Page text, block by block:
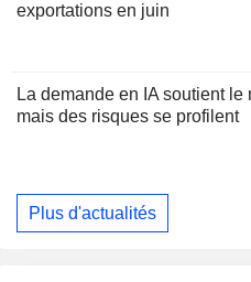
exportations en juin
La demande en IA soutient
mais des risques se profilent
Plus d'actualités